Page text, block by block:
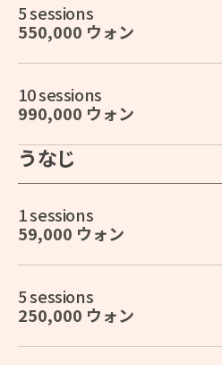
5 sessions
550,000 ウォン
10 sessions
990,000 ウォン
うなじ
1 sessions
59,000 ウォン
5 sessions
250,000 ウォン